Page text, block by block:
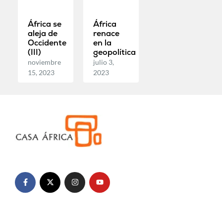
África se
aleja de
Occidente
(III)
noviembre
15, 2023
África
renace
en la
geopolítica
julio 3,
2023